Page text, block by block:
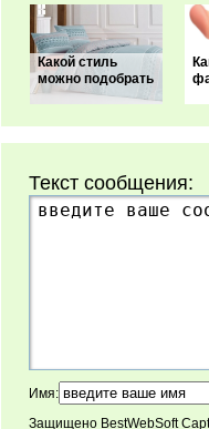
Какой стиль
можно подобрать
Текст сообщения:
Имя:
Защищено BestWebSoft